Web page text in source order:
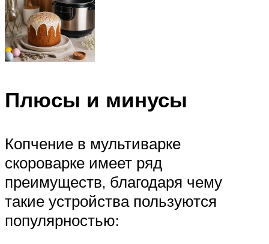
Плюсы и минусы
Копчение в мультиварке
скороварке имеет ряд
преимуществ, благодаря чему
такие устройства пользуются
популярностью: